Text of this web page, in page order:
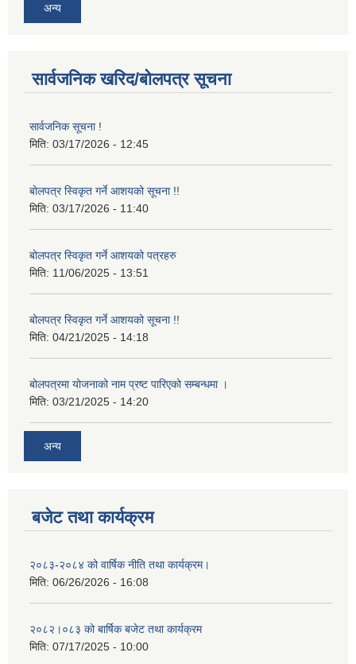
अन्य
सार्वजनिक खरिद/बोलपत्र सूचना
सार्वजनिक सूचना !
मिति: 03/17/2026 - 12:45
बोलपत्र स्विकृत गर्ने आशयको सूचना !!
मिति: 03/17/2026 - 11:40
बोलपत्र स्विकृत गर्ने आशयको पत्रहरु
मिति: 11/06/2025 - 13:51
बोलपत्र स्विकृत गर्ने आशयको सूचना !!
मिति: 04/21/2025 - 14:18
बोलपत्रमा योजनाको नाम प्रष्ट पारिएको सम्बन्धमा ।
मिति: 03/21/2025 - 14:20
अन्य
बजेट तथा कार्यक्रम
२०८३-२०८४ को वार्षिक नीति तथा कार्यक्रम।
मिति: 06/26/2026 - 16:08
२०८२।०८३ को बार्षिक बजेट तथा कार्यक्रम
मिति: 07/17/2025 - 10:00